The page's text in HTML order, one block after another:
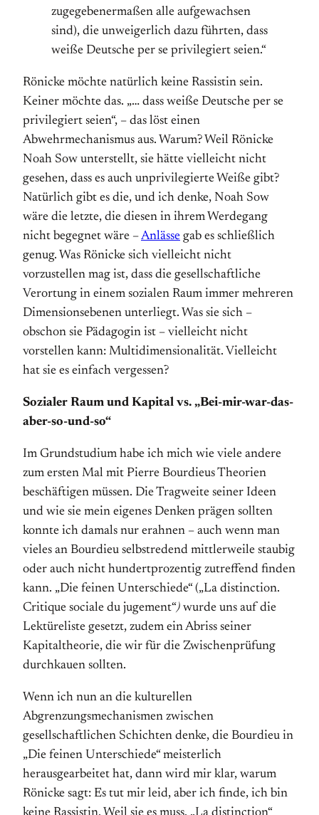
zugegebenermaßen alle aufgewachsen
sind), die unweigerlich dazu führten, dass
weiße Deutsche per se privilegiert seien.“
Rönicke möchte natürlich keine Rassistin sein.
Keiner möchte das. „… dass weiße Deutsche per se
privilegiert seien“, – das löst einen
Abwehrmechanismus aus. Warum? Weil Rönicke
Noah Sow unterstellt, sie hätte vielleicht nicht
gesehen, dass es auch unprivilegierte Weiße gibt?
Natürlich gibt es die, und ich denke, Noah Sow
wäre die letzte, die diesen in ihrem Werdegang
nicht begegnet wäre –Anlässe gab es schließlich
genug. Was Rönicke sich vielleicht nicht
vorzustellen mag ist, dass die gesellschaftliche
Verortung in einem sozialen Raum immer mehreren
Dimensionsebenen unterliegt. Was sie sich –
obschon sie Pädagogin ist – vielleicht nicht
vorstellen kann: Multidimensionalität. Vielleicht
hat sie es einfach vergessen?
Sozialer Raum und Kapital vs. „Bei-mir-war-das-
aber-so-und-so“
Im Grundstudium habe ich mich wie viele andere
zum ersten Mal mit Pierre Bourdieus Theorien
beschäftigen müssen. Die Tragweite seiner Ideen
und wie sie mein eigenes Denken prägen sollten
konnte ich damals nur erahnen – auch wenn man
vieles an Bourdieu selbstredend mittlerweile staubig
oder auch nicht hundertprozentig zutreffend finden
kann. „Die feinen Unterschiede“ („La distinction.
Critique sociale du jugement“) wurde uns auf die
Lektüreliste gesetzt, zudem ein Abriss seiner
Kapitaltheorie, die wir für die Zwischenprüfung
durchkauen sollten.
Wenn ich nun an die kulturellen
Abgrenzungsmechanismen zwischen
gesellschaftlichen Schichten denke, die Bourdieu in
„Die feinen Unterschiede“ meisterlich
herausgearbeitet hat, dann wird mir klar, warum
Rönicke sagt: Es tut mir leid, aber ich finde, ich bin